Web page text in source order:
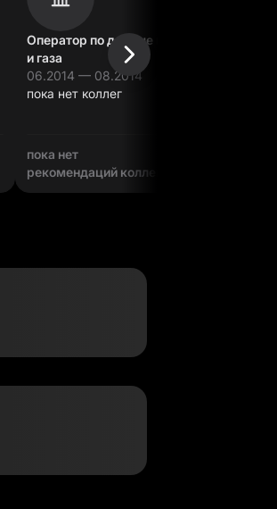
Оператор по добыче нефти
и газа
06.2014 — 08.2014
пока нет коллег
пока нет
рекомендаций коллег